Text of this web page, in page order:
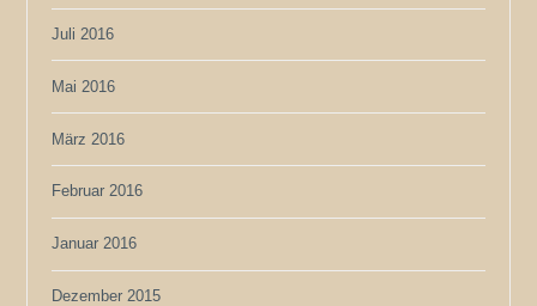
Juli 2016
Mai 2016
März 2016
Februar 2016
Januar 2016
Dezember 2015